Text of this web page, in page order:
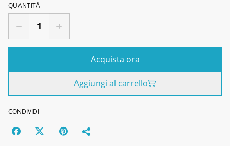
QUANTITÀ
Acquista ora
Aggiungi al carrello
CONDIVIDI